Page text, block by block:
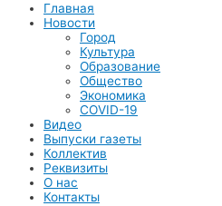
Главная
Новости
Город
Культура
Образование
Общество
Экономика
COVID-19
Видео
Выпуски газеты
Коллектив
Реквизиты
О нас
Контакты